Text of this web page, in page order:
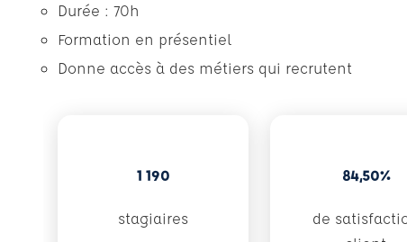
Durée : 70h
Formation en présentiel
Donne accès à des métiers qui recrutent
1 190
stagiaires
84,50%
de